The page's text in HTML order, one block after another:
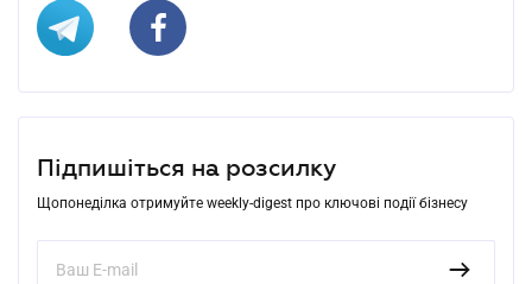
Підпишіться на розсилку
Щопонеділка отримуйте weekly-digest про ключові події бізнесу